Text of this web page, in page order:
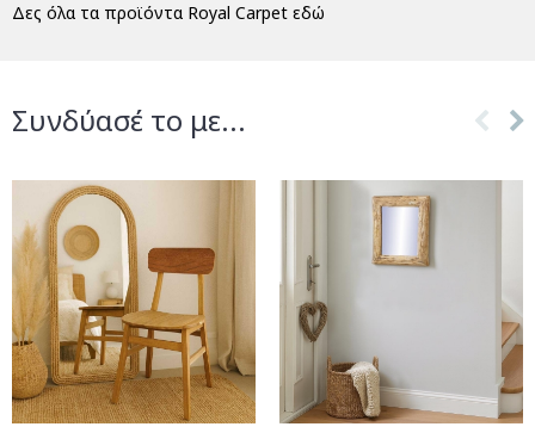
Δες όλα τα προϊόντα Royal Carpet εδώ
Συνδύασέ το με...